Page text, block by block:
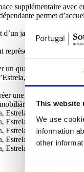
This website
We use
information
other
supplémentaire avec
permet
jardin privatif
représente un projet
un quartier prestigieux
du front de mer
une résidence
Lda - AMI